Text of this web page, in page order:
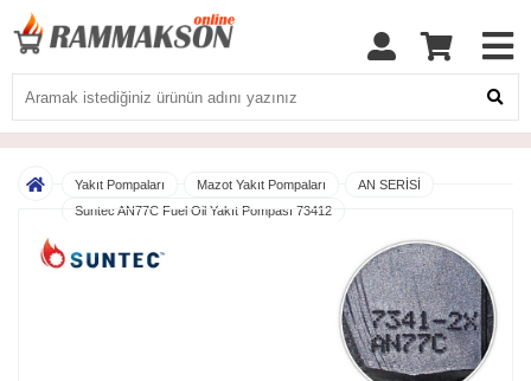
Yakıt Pompaları Mazot Yakıt Pompaları
AN SERİSİ
Suntec AN77C Fuel Oil Yakıt Pompası 73412